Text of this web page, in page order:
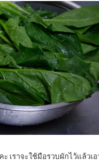
เราจะใช้มือรวบผักไว้แล้วเ